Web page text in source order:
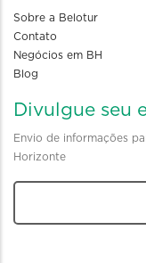
Sobre a Belotur
Contato
Negócios em BH
Blog
Divulgue seu
Envio de informações
Horizonte